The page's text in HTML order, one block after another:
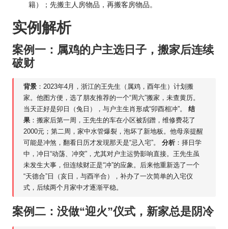
籍）；先搬主人房物品，再搬客房物品。
实例解析
案例一：属鸡的户主选日子，搬家后连续
破财
背景 ：2023年4月，浙江的王先生（属鸡，酉年生）计划搬
家。他图方便，选了朋友推荐的一个“周六”搬家，未查黄历。
当天正好是卯日（兔日），与户主生肖形成“卯酉相冲”。结
果 ：搬家后第一周，王先生的车在小区被刮蹭，维修费花了
2000元；第二周，家中水管爆裂，泡坏了新地板。他母亲提醒
可能是冲煞，翻看日历才发现那天是“忌入宅”。分析 ：择日学
中，冲日“动荡、冲突”，尤其对户主运势影响直接。王先生虽
未发生大事，但连续财正是“冲”的应象。后来他重新选了一个
“天德合”日（亥日，与酉半合），补办了一次简单的入宅仪
式，后续两个月家中才逐渐平稳。
案例二：没做“迎火”仪式，新家总是阴冷